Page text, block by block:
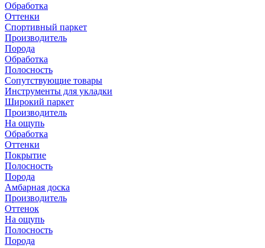
Обработка
Оттенки
Спортивный паркет
Производитель
Порода
Обработка
Полосность
Сопутствующие товары
Инструменты для укладки
Широкий паркет
Производитель
На ощупь
Обработка
Оттенки
Покрытие
Полосность
Порода
Амбарная доска
Производитель
Оттенок
На ощупь
Полосность
Порода